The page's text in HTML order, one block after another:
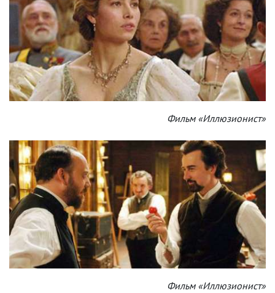
Фильм «Иллюзионист»
Фильм «Иллюзионист»